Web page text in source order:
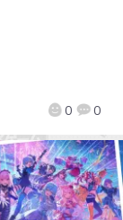
0 0